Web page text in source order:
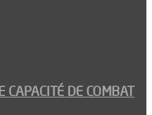
DE COMBAT